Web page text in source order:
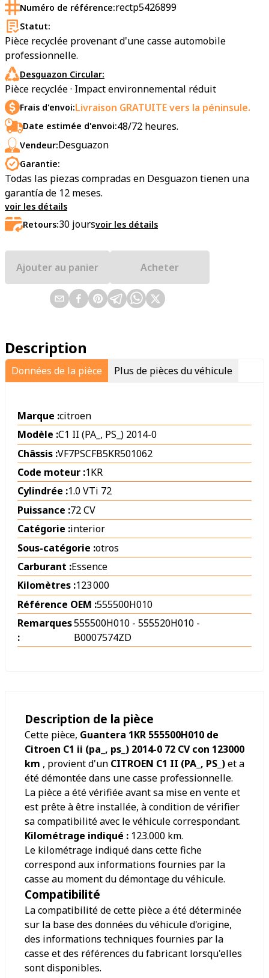
Numéro de référence:rectp5426899
Statut:
Pièce recyclée provenant d'une casse automobile
professionnelle.
Desguazon Circular:
Pièce recyclée · Impact environnemental réduit
Frais d'envoi:Livraison GRATUITE vers la péninsule.
Date estimée d'envoi:48/72 heures.
Vendeur:Desguazon
Garantie:
Todas las piezas compradas en Desguazon tienen una
garantía de 12 meses.
voir les détails
Retours:30 joursvoir les détails
Ajouter au panier Acheter
Description
Données de la pièce Plus de pièces du véhicule
Marque :citroen
Modèle :C1 II (PA_, PS_) 2014-0
Châssis :VF7PSCFB5KR501062
Code moteur :1KR
Cylindrée :1.0 VTi 72
Puissance :72 CV
Catégorie :interior
Sous-catégorie :otros
Carburant :Essence
Kilomètres :123 000
Référence OEM :555500H010
Remarques
:
555500H010 - 555520H010 -
B0007574ZD
Description de la pièce
Cette pièce, Guantera 1KR 555500H010 de
Citroen C1 ii (pa_, ps_) 2014-0 72 CV con 123000
km , provient d'un CITROEN C1 II (PA_, PS_)et a
été démontée dans une casse professionnelle.
La pièce a été vérifiée avant sa mise en vente et
est prête à être installée, à condition de vérifier
sa compatibilité avec le véhicule correspondant.
Kilométrage indiqué : 123.000 km.
Le kilométrage indiqué dans cette fiche
correspond aux informations fournies par la
casse au moment du démontage du véhicule.
Compatibilité
La compatibilité de cette pièce a été déterminée
sur la base des données du véhicule d'origine,
des informations techniques fournies par la
casse et des références du fabricant lorsqu'elles
sont disponibles.